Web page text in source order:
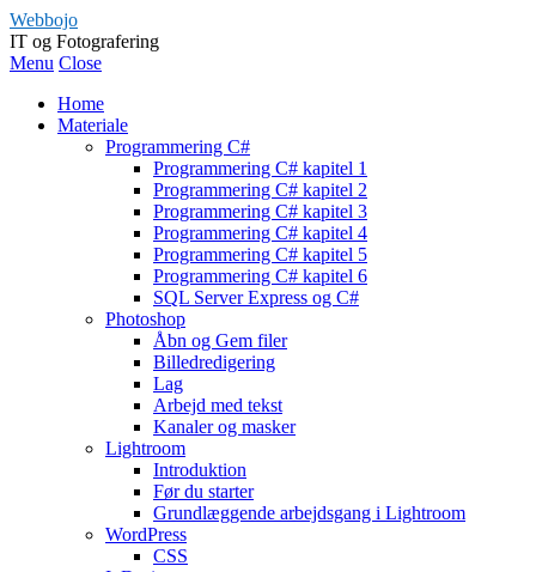
Webbojo
IT og Fotografering
Menu Close
Home
Materiale
Programmering C#
Programmering C# kapitel 1
Programmering C# kapitel 2
Programmering C# kapitel 3
Programmering C# kapitel 4
Programmering C# kapitel 5
Programmering C# kapitel 6
SQL Server Express og C#
Photoshop
Åbn og Gem filer
Billedredigering
Lag
Arbejd med tekst
Kanaler og masker
Lightroom
Introduktion
Før du starter
Grundlæggende arbejdsgang i Lightroom
WordPress
CSS